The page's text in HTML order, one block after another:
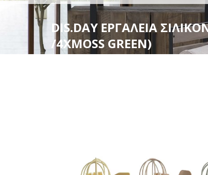
DIS.DAY ΕΡΓΑΛΕΙΑ
/4XMOSS GREEN)